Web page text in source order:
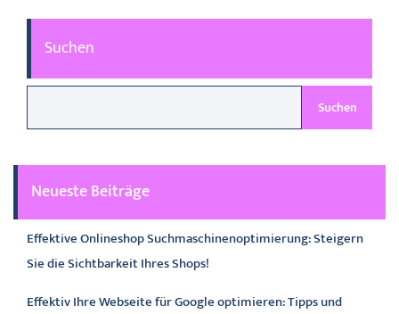
Suchen
Suchen
Neueste Beiträge
Effektive Onlineshop Suchmaschinenoptimierung: Steigern
Sie die Sichtbarkeit Ihres Shops!
Effektiv Ihre Webseite für Google optimieren: Tipps und